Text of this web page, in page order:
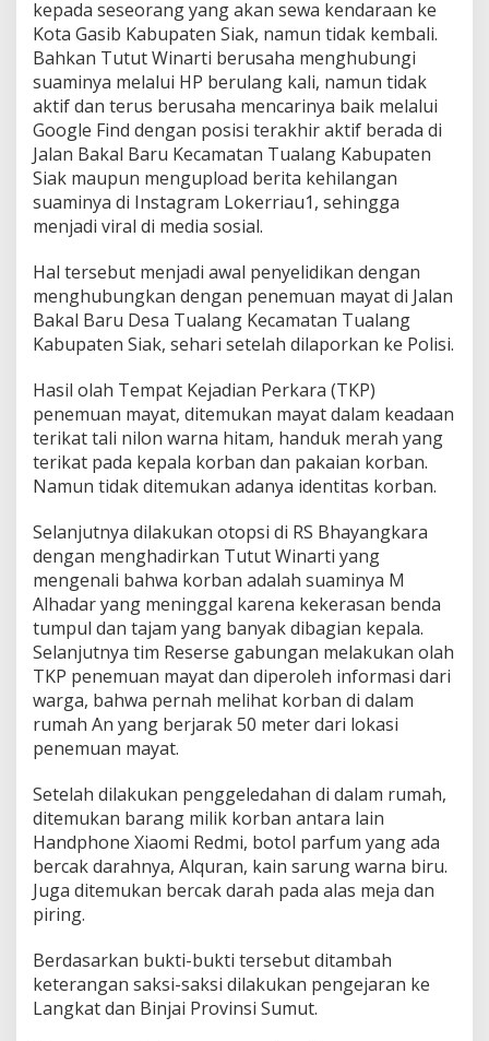
kepada seseorang yang akan sewa kendaraan ke
Kota Gasib Kabupaten Siak, namun tidak kembali.
Bahkan Tutut Winarti berusaha menghubungi
suaminya melalui HP berulang kali, namun tidak
aktif dan terus berusaha mencarinya baik melalui
Google Find dengan posisi terakhir aktif berada di
Jalan Bakal Baru Kecamatan Tualang Kabupaten
Siak maupun mengupload berita kehilangan
suaminya di Instagram Lokerriau1, sehingga
menjadi viral di media sosial.
Hal tersebut menjadi awal penyelidikan dengan
menghubungkan dengan penemuan mayat di Jalan
Bakal Baru Desa Tualang Kecamatan Tualang
Kabupaten Siak, sehari setelah dilaporkan ke Polisi.
Hasil olah Tempat Kejadian Perkara (TKP)
penemuan mayat, ditemukan mayat dalam keadaan
terikat tali nilon warna hitam, handuk merah yang
terikat pada kepala korban dan pakaian korban.
Namun tidak ditemukan adanya identitas korban.
Selanjutnya dilakukan otopsi di RS Bhayangkara
dengan menghadirkan Tutut Winarti yang
mengenali bahwa korban adalah suaminya M
Alhadar yang meninggal karena kekerasan benda
tumpul dan tajam yang banyak dibagian kepala.
Selanjutnya tim Reserse gabungan melakukan olah
TKP penemuan mayat dan diperoleh informasi dari
warga, bahwa pernah melihat korban di dalam
rumah An yang berjarak 50 meter dari lokasi
penemuan mayat.
Setelah dilakukan penggeledahan di dalam rumah,
ditemukan barang milik korban antara lain
Handphone Xiaomi Redmi, botol parfum yang ada
bercak darahnya, Alquran, kain sarung warna biru.
Juga ditemukan bercak darah pada alas meja dan
piring.
Berdasarkan bukti-bukti tersebut ditambah
keterangan saksi-saksi dilakukan pengejaran ke
Langkat dan Binjai Provinsi Sumut.